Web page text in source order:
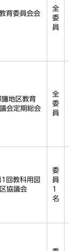
育委員会会
全
委
員
地区教育
会定期総会
全
委
員
回教科用図
協議会
委
員
1
名